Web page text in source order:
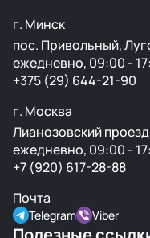
г. Минск
пос. Привольный,
ежедневно, 09:00 -
+375 (29) 644-21-90
г. Москва
Лианозовский
ежедневно, 09:00 -
+7 (920) 617-28-88
Почта
Telegram Viber